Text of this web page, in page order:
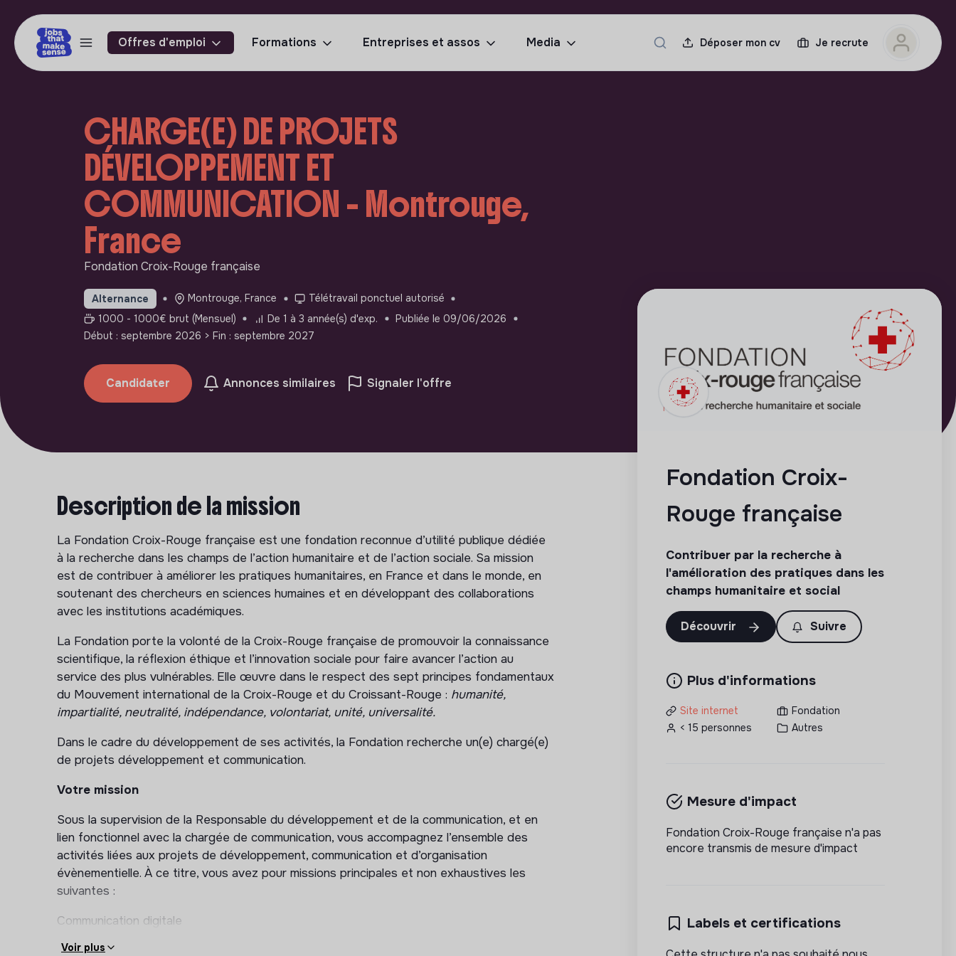
Offres d'emploi Formations Entreprises et assos Media Déposer mon cv Je recrute
CHARGE(E) DE PROJETS
DÉVELOPPEMENT ET
COMMUNICATION - Montrouge,
France
Fondation Croix-Rouge française
Alternance Montrouge, France
Télétravail ponctuel autorisé
1000 - 1000€ brut (Mensuel)
De 1 à 3 année(s) d'exp.
Publiée le 09/06/2026
Début : septembre 2026 > Fin : septembre 2027
Candidater Annonces similaires Signaler l'offre
Description de la mission
La Fondation Croix-Rouge française est une fondation reconnue d’utilité publique dédiée
à la recherche dans les champs de l’action humanitaire et de l’action sociale. Sa mission
est de contribuer à améliorer les pratiques humanitaires, en France et dans le monde, en
soutenant des chercheurs en sciences humaines et en développant des collaborations
avec les institutions académiques.
La Fondation porte la volonté de la Croix-Rouge française de promouvoir la connaissance
scientifique, la réflexion éthique et l’innovation sociale pour faire avancer l’action au
service des plus vulnérables. Elle œuvre dans le respect des sept principes fondamentaux
du Mouvement international de la Croix-Rouge et du Croissant-Rouge : humanité,
impartialité, neutralité, indépendance, volontariat, unité, universalité.
Dans le cadre du développement de ses activités, la Fondation recherche un(e) chargé(e)
de projets développement et communication.
Votre mission
Sous la supervision de la Responsable du développement et de la communication, et en
lien fonctionnel avec la chargée de communication, vous accompagnez l’ensemble des
activités liées aux projets de développement, communication et d’organisation
évènementielle. À ce titre, vous avez pour missions principales et non exhaustives les
suivantes :
Communication digitale
Assurer la mise à jour régulière du site web bilingue sur le CMS Wordpress
Voir plus
Fondation Croix-
Rouge française
Contribuer par la recherche à
l'amélioration des pratiques dans les
champs humanitaire et social
Découvrir Suivre
Plus d'informations
Site internet
Fondation
< 15 personnes
Autres
Mesure d'impact
Fondation Croix-Rouge française n'a pas
encore transmis de mesure d'impact
Labels et certifications